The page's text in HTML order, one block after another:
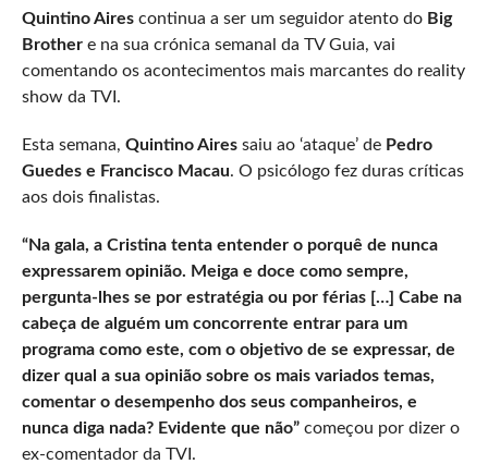
Quintino Aires continua a ser um seguidor atento do Big
Brothere na sua crónica semanal da TV Guia, vai
comentando os acontecimentos mais marcantes do reality
show da TVI.
Esta semana, Quintino Aires saiu ao ‘ataque’ dePedro
Guedes e Francisco Macau. O psicólogo fez duras críticas
aos dois finalistas.
“Na gala, a Cristina tenta entender o porquê de nunca
expressarem opinião. Meiga e doce como sempre,
pergunta-lhes se por estratégia ou por férias […] Cabe na
cabeça de alguém um concorrente entrar para um
programa como este, com o objetivo de se expressar, de
dizer qual a sua opinião sobre os mais variados temas,
comentar o desempenho dos seus companheiros, e
nunca diga nada? Evidente que não”começou por dizer o
ex-comentador da TVI.